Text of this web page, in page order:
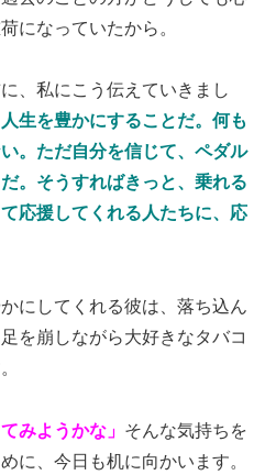
になっていたから。
、私にこう伝えていきまし
生を豊かにすることだ。何も
。ただ自分を信じて、ペダル
。そうすればきっと、乗れる
応援してくれる人たちに、応
にしてくれる彼は、落ち込ん
を崩しながら大好きなタバコ
みようかな」 そんな気持ちを
に、今日も机に向かいます。